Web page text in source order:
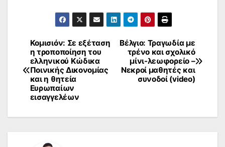
Πλοήγηση
άρθρων
Βέλγιο: Τραγωδία με
τρένο και σχολικό
μίνι-λεωφορείο –
Νεκροί μαθητές και
συνοδοί (video)
Κομισιόν: Σε εξέταση
η τροποποίηση του
ελληνικού Κώδικα
Ποινικής Δικονομίας
και η θητεία
Ευρωπαίων
εισαγγελέων